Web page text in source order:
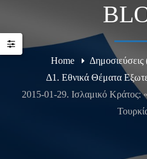
Home
Δ1. Εθνικά Θέματα
2015-01-29. Ισλαμικό Κράτος: